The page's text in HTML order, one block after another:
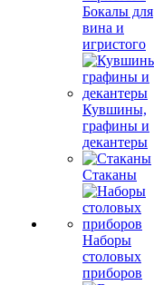
Бокалы для
вина и
игристого
Кувшины,
графины и
декантеры
Стаканы
Наборы
столовых
приборов